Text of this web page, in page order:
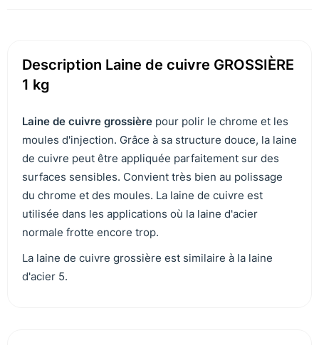
Description Laine de cuivre GROSSIÈRE
1 kg
Laine de cuivre grossière pour polir le chrome et les
moules d'injection. Grâce à sa structure douce, la laine
de cuivre peut être appliquée parfaitement sur des
surfaces sensibles. Convient très bien au polissage
du chrome et des moules. La laine de cuivre est
utilisée dans les applications où la laine d'acier
normale frotte encore trop.
La laine de cuivre grossière est similaire à la laine
d'acier 5.